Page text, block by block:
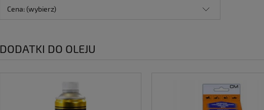
Cena: (wybierz)
DODATKI DO OLEJU